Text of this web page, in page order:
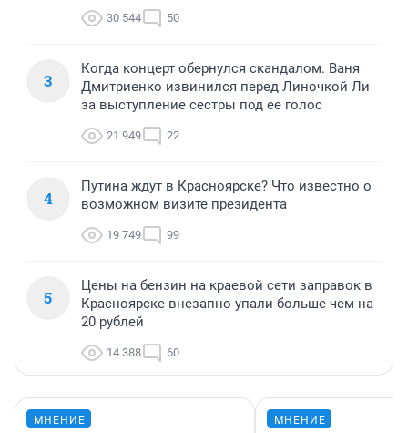
30 544 50
3
Когда концерт обернулся скандалом. Ваня
Дмитриенко извинился перед Линочкой Ли
за выступление сестры под ее голос
21 949 22
4
Путина ждут в Красноярске? Что известно о
возможном визите президента
19 749 99
5
Цены на бензин на краевой сети заправок в
Красноярске внезапно упали больше чем на
20 рублей
14 388 60
МНЕНИЕ МНЕНИЕ